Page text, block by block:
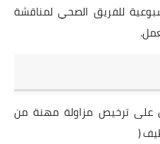
للفريق الصحي لمناقشة
على ترخيص مزاولة مهنة من
(